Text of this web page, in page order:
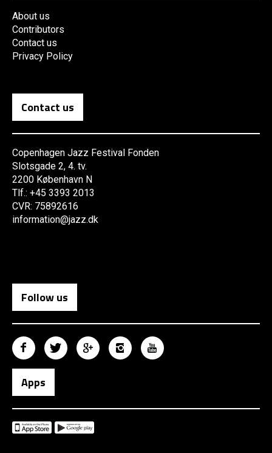
About us
Contributors
Contact us
Privacy Policy
Contact us
Copenhagen Jazz Festival Fonden
Slotsgade 2, 4. tv.
2200 København N
Tlf.: +45 3393 2013
CVR: 75892616
information@jazz.dk
Follow us
Apps